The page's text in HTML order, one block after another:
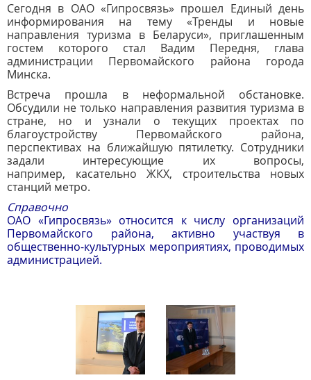
Сегодня в ОАО «Гипросвязь» прошел Единый день
информирования на тему «Тренды и новые
направления туризма в Беларуси», приглашенным
гостем которого стал Вадим Передня, глава
администрации Первомайского района города
Минска.
Встреча прошла в неформальной обстановке.
Обсудили не только направления развития туризма в
стране, но и узнали о текущих проектах по
благоустройству Первомайского района,
перспективах на ближайшую пятилетку. Сотрудники
задали интересующие их вопросы,
например, касательно ЖКХ, строительства новых
станций метро.
Справочно
ОАО «Гипросвязь» относится к числу организаций
Первомайского района, активно участвуя в
общественно-культурных мероприятиях, проводимых
администрацией.